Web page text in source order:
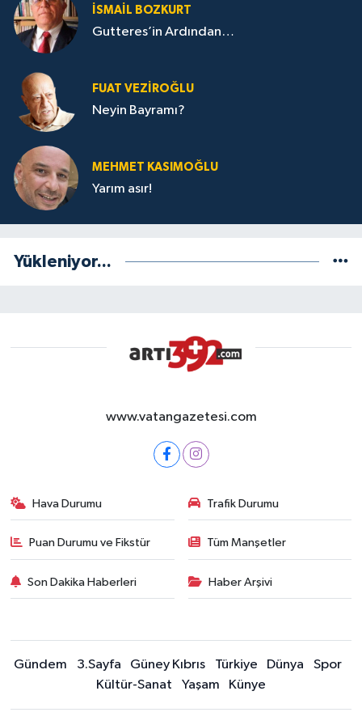
İSMAIL BOZKURT
Gutteres’in Ardından…
FUAT VEZIROĞLU
Neyin Bayramı?
MEHMET KASIMOĞLU
Yarım asır!
Yükleniyor...
www.vatangazetesi.com
Hava Durumu Trafik Durumu
Puan Durumu ve Fikstür Tüm Manşetler
Son Dakika Haberleri Haber Arşivi
Gündem 3.Sayfa Güney Kıbrıs Türkiye Dünya
Spor
Kültür-Sanat
Yaşam Künye